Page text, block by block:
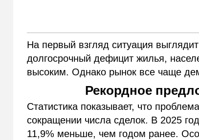
На первый взгляд ситуация
долгосрочный дефицит жилья,
высоким. Однако рынок все чаще
Рекордное
Статистика показывает, что
сокращении числа сделок. В 2025
11,9% меньше, чем годом ранее.